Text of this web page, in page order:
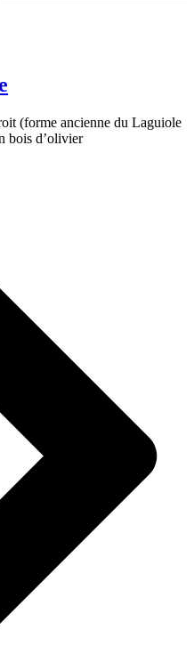
(forme ancienne du Laguiole
bois d’olivier